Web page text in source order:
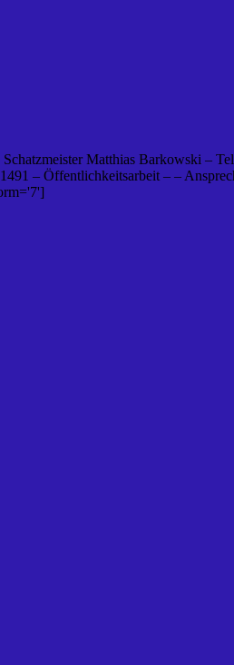
Matthias Barkowski –
– Öffentlichkeitsarbeit – –